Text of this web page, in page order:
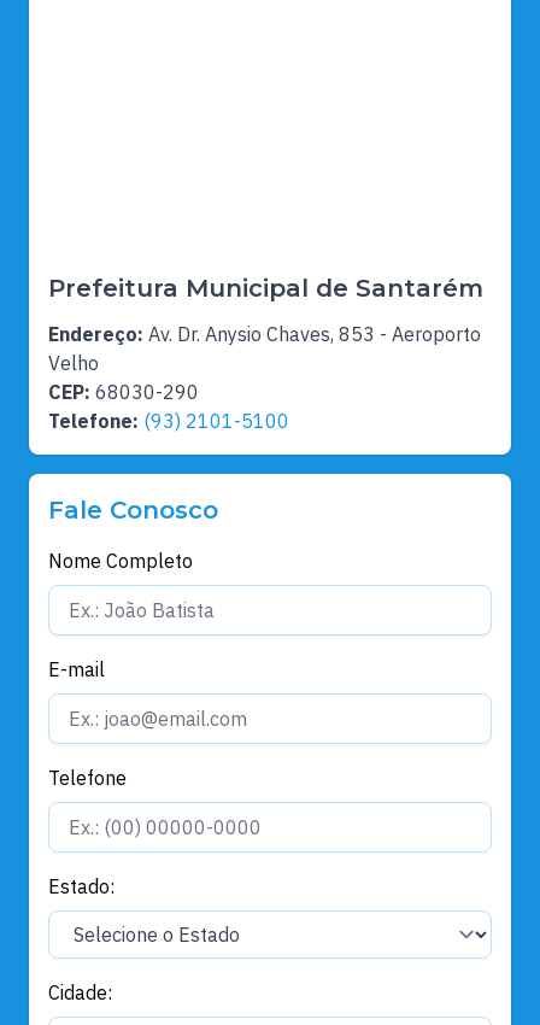
Prefeitura Municipal de Santarém
Endereço: Av. Dr. Anysio Chaves, 853 - Aeroporto
Velho
CEP: 68030-290
Telefone: (93) 2101-5100
Fale Conosco
Nome Completo
E-mail
Telefone
Estado:
Cidade: